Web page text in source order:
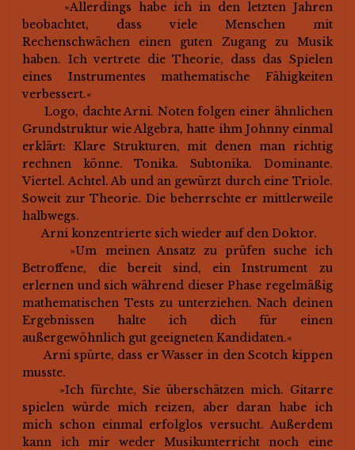
»Allerdings habe ich in den letzten Jahren
beobachtet, dass viele Menschen mit
Rechenschwächen einen guten Zugang zu Musik
haben. Ich vertrete die Theorie, dass das Spielen
eines Instrumentes mathematische Fähigkeiten
verbessert.«
Logo, dachte Arni. Noten folgen einer ähnlichen
Grundstruktur wie Algebra, hatte ihm Johnny einmal
erklärt: Klare Strukturen, mit denen man richtig
rechnen könne. Tonika. Subtonika. Dominante.
Viertel. Achtel. Ab und an gewürzt durch eine Triole.
Soweit zur Theorie. Die beherrschte er mittlerweile
halbwegs.
Arni konzentrierte sich wieder auf den Doktor.
»Um meinen Ansatz zu prüfen suche ich
Betroffene, die bereit sind, ein Instrument zu
erlernen und sich während dieser Phase regelmäßig
mathematischen Tests zu unterziehen. Nach deinen
Ergebnissen halte ich dich für einen
außergewöhnlich gut geeigneten Kandidaten.«
Arni spürte, dass er Wasser in den Scotch kippen
musste.
»Ich fürchte, Sie überschätzen mich. Gitarre
spielen würde mich reizen, aber daran habe ich
mich schon einmal erfolglos versucht. Außerdem
kann ich mir weder Musikunterricht noch eine